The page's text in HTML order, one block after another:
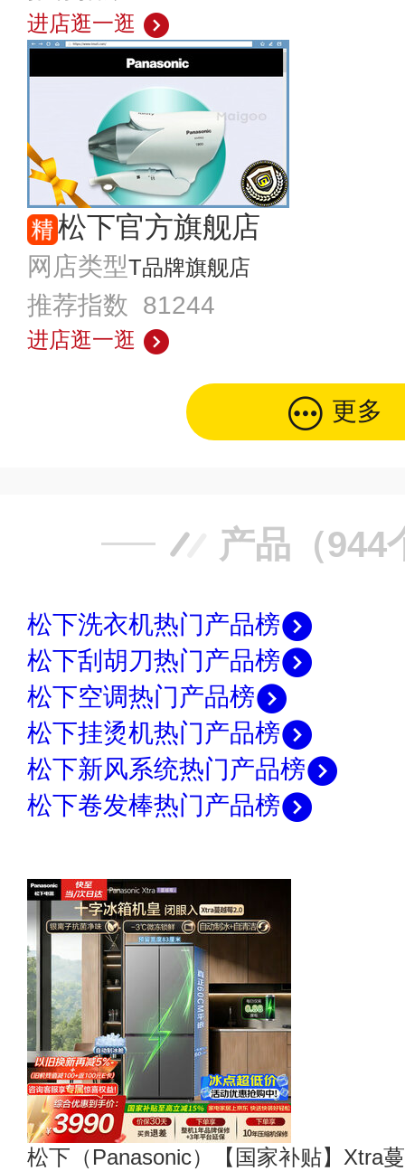
进店逛一逛
松下官方旗舰店
网店类型T品牌旗舰店
推荐指数 81244
进店逛一逛
更多
产品（944
松下洗衣机热门产品榜
松下刮胡刀热门产品榜
松下空调热门产品榜
松下挂烫机热门产品榜
松下新风系统热门产品榜
松下卷发棒热门产品榜
松下（Panasonic）【国家补贴】Xtra